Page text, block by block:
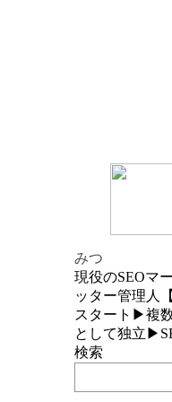
みつ
現役のSEOマ
ッター管理人
スタート▶複
として独立
検索